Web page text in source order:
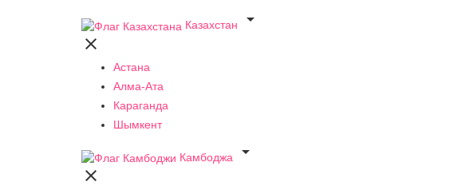
Казахстан


Астана
Алма-Ата
Караганда
Шымкент
Камбоджа

